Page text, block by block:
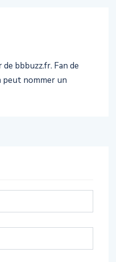
bbbuzz.fr. Fan de
peut nommer un